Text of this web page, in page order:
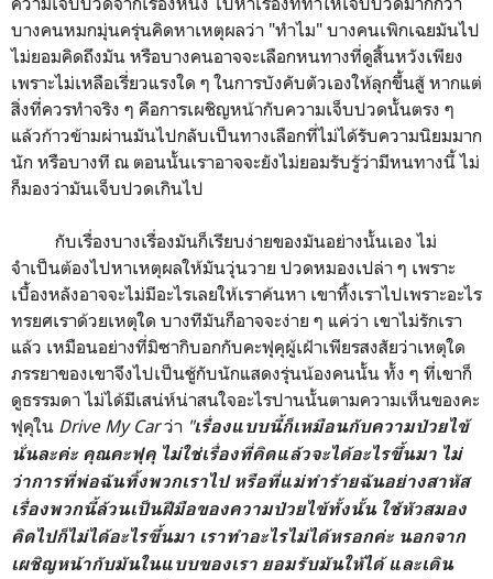
บางคนหมกมุ่นครุ่นคิดหาเหตุผลว่า "ทำไม" บางคนเพิกเฉยมันไป
ไม่ยอมคิดถึงมัน หรือบางคนอาจจะเลือกหนทางที่ดูสิ้นหวังเพียง
เพราะไม่เหลือเรี่ยวแรงใด ๆ ในการบังคับตัวเองให้ลุกขึ้นสู้ หากแต่
สิ่งที่ควรทำจริง ๆ คือการเผชิญหน้ากับความเจ็บปวดนั้นตรง ๆ
แล้วก้าวข้ามผ่านมันไปกลับเป็นทางเลือกที่ไม่ได้รับความนิยมมาก
นัก หรือบางที ณ ตอนนั้นเราอาจจะยังไม่ยอมรับรู้ว่ามีหนทางนี้ ไม่
ก็มองว่ามันเจ็บปวดเกินไป
กับเรื่องบางเรื่องมันก็เรียบง่ายของมันอย่างนั้นเอง ไม่
จำเป็นต้องไปหาเหตุผลให้มันวุ่นวาย ปวดหมองเปล่า ๆ เพราะ
เบื้องหลังอาจจะไม่มีอะไรเลยให้เราค้นหา เขาทิ้งเราไปเพราะอะไร
ทรยศเราด้วยเหตุใด บางทีมันก็อาจจะง่าย ๆ แค่ว่า เขาไม่รักเรา
แล้ว เหมือนอย่างที่มิซากิบอกกับคะฟุคุผู้เฝ้าเพียรสงสัยว่าเหตุใด
ภรรยาของเขาจึงไปเป็นชู้กับนักแสดงรุ่นน้องคนนั้น ทั้ง ๆ ที่เขาก็
ดูธรรมดา ไม่ได้มีเสน่ห์น่าสนใจอะไรปานนั้นตามความเห็นของคะ
ฟุคุใน Drive My Carว่า "เรื่องแบบนี้ก็เหมือนกับความป่วยไข้
นั่นละค่ะ คุณคะฟุคุ ไม่ใช่เรื่องที่คิดแล้วจะได้อะไรขึ้นมา ไม่
ว่าการที่พ่อฉันทิ้งพวกเราไป หรือที่แม่ทำร้ายฉันอย่างสาหัส
เรื่องพวกนี้ล้วนเป็นฝีมือของความป่วยไข้ทั้งนั้น ใช้หัวสมอง
คิดไปก็ไม่ได้อะไรขึ้นมา เราทำอะไรไม่ได้หรอกค่ะ นอกจาก
เผชิญหน้ากับมันในแบบของเรา ยอมรับมันให้ได้ และเดิน